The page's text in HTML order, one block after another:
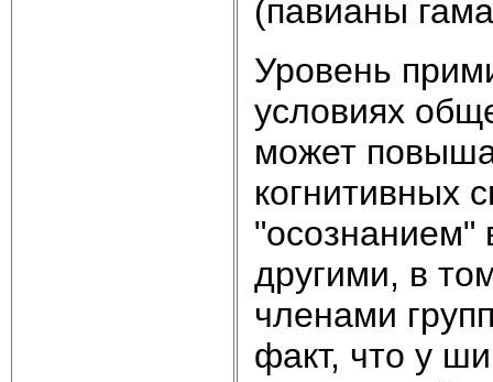
(павианы
Уровень
условиях
может
когнитивных
"осознанием"
другими, в
членами
факт, что у